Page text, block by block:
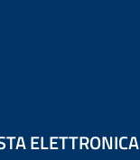
ELETTRONICA